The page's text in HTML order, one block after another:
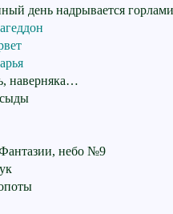
день надрывается
наверняка…
небо №9